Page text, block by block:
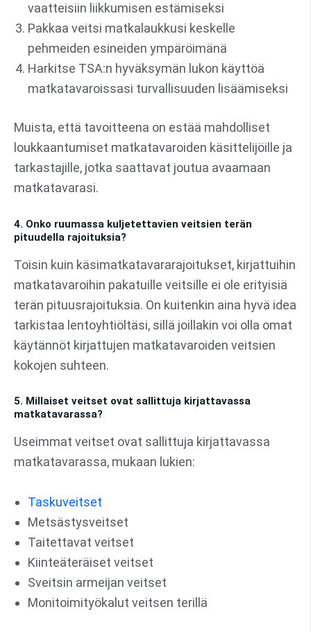
vaatteisiin liikkumisen estämiseksi
Pakkaa veitsi matkalaukkusi keskelle
pehmeiden esineiden ympäröimänä
Harkitse TSA:n hyväksymän lukon käyttöä
matkatavaroissasi turvallisuuden lisäämiseksi
Muista, että tavoitteena on estää mahdolliset
loukkaantumiset matkatavaroiden käsittelijöille ja
tarkastajille, jotka saattavat joutua avaamaan
matkatavarasi.
4. Onko ruumassa kuljetettavien veitsien terän
pituudella rajoituksia?
Toisin kuin käsimatkatavararajoitukset, kirjattuihin
matkatavaroihin pakatuille veitsille ei ole erityisiä
terän pituusrajoituksia. On kuitenkin aina hyvä idea
tarkistaa lentoyhtiöltäsi, sillä joillakin voi olla omat
käytännöt kirjattujen matkatavaroiden veitsien
kokojen suhteen.
5. Millaiset veitset ovat sallittuja kirjattavassa
matkatavarassa?
Useimmat veitset ovat sallittuja kirjattavassa
matkatavarassa, mukaan lukien:
Taskuveitset
Metsästysveitset
Taitettavat veitset
Kiinteäteräiset veitset
Sveitsin armeijan veitset
Monitoimityökalut veitsen terillä